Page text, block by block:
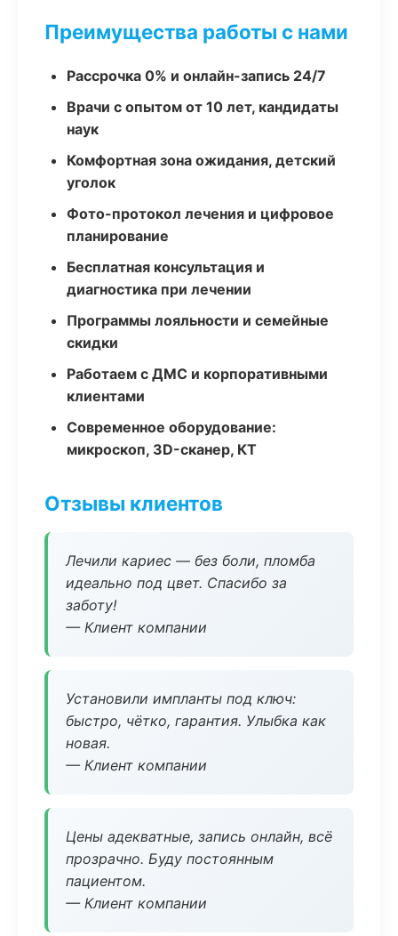
Преимущества работы с нами
Рассрочка 0% и онлайн-запись 24/7
Врачи с опытом от 10 лет, кандидаты
наук
Комфортная зона ожидания, детский
уголок
Фото-протокол лечения и цифровое
планирование
Бесплатная консультация и
диагностика при лечении
Программы лояльности и семейные
скидки
Работаем с ДМС и корпоративными
клиентами
Современное оборудование:
микроскоп, 3D-сканер, КТ
Отзывы клиентов
Лечили кариес — без боли, пломба
идеально под цвет. Спасибо за
заботу!
— Клиент компании
Установили импланты под ключ:
быстро, чётко, гарантия. Улыбка как
новая.
— Клиент компании
Цены адекватные, запись онлайн, всё
прозрачно. Буду постоянным
пациентом.
— Клиент компании